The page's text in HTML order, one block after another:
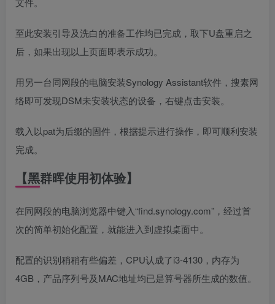
至此安装引导及洗白的准备工作均已完成，取下U盘重启之
后，如果出现以上页面即表示成功。
用另一台同网段的电脑安装Synology Assistant软件，搜素网
络即可发现DSM未安装状态的设备，右键点击安装。
载入以pat为后缀的固件，根据提示进行操作，即可顺利安装
完成。
【黑群晖使用初体验】
在同网段的电脑浏览器中键入“find.synology.com”，经过首
次的简单初始化配置，就能进入到虚拟桌面中。
配置的识别稍稍有些偏差，CPU认成了i3-4130，内存为
4GB，产品序列号及MAC地址均已是算号器所生成的数值。